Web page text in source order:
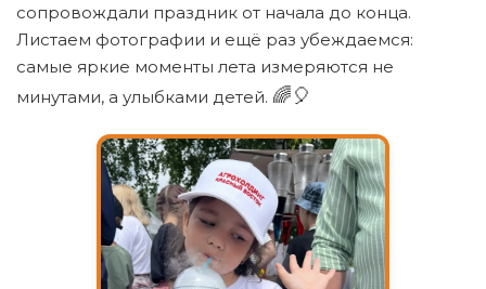
сопровождали праздник от начала до конца.
Листаем фотографии и ещё раз убеждаемся:
самые яркие моменты лета измеряются не
минутами, а улыбками детей. 🌈🎈